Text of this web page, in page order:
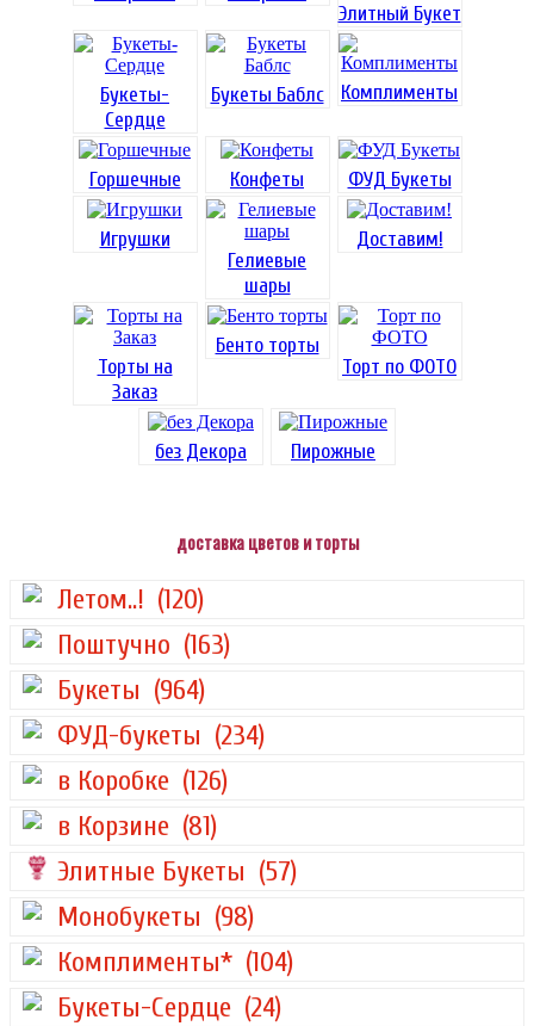
Элитный Букет
Букеты-
Сердце
Букеты Баблс Комплименты
Горшечные Конфеты ФУД Букеты
Игрушки
Гелиевые
шары
Доставим!
Торты на
Заказ
Бенто торты
Торт по ФОТО
без Декора Пирожные
доставка цветов и торты
Летом..! (120)
Поштучно (163)
Букеты (964)
ФУД-букеты (234)
в Коробке (126)
в Корзине (81)
Элитные Букеты (57)
Монобукеты (98)
Комплименты* (104)
Букеты-Сердце (24)